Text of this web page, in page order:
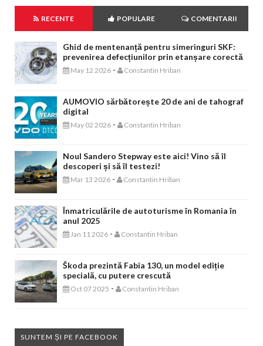
RECENTE POPULARE COMENTARII
Ghid de mentenanță pentru simeringuri SKF:
prevenirea defecțiunilor prin etanșare corectă
May 12 2026 - Constantin Hriban
AUMOVIO sărbătorește 20 de ani de tahograf
digital
May 02 2026 - Constantin Hriban
Noul Sandero Stepway este aici! Vino să îl
descoperi și să îl testezi!
Mar 13 2026 - Constantin Hriban
Înmatriculările de autoturisme în Romania în
anul 2025
Jan 11 2026 - Constantin Hriban
Škoda prezintă Fabia 130, un model ediție
specială, cu putere crescută
Oct 07 2025 - Constantin Hriban
SUNTEM ȘI PE FACEBOOK